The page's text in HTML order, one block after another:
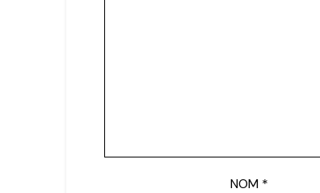
NOM *